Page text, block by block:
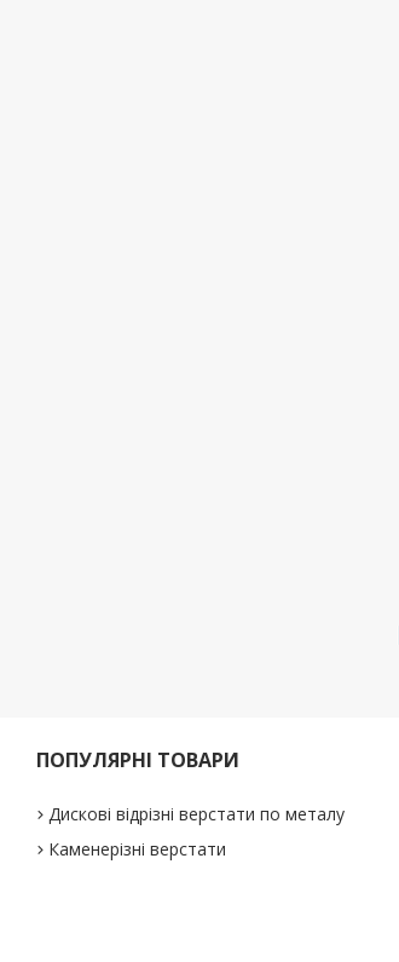
ПОПУЛЯРНІ ТОВАРИ
Дискові відрізні верстати по металу
Каменерізні верстати